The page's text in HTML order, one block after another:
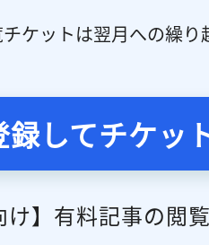
ケットは翌月への繰り
録してチケッ
け】有料記事の閲